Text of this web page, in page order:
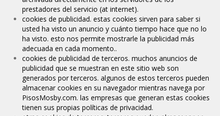
prestadores del servicio (at internet).
cookies de publicidad. estas cookies sirven para saber si
usted ha visto un anuncio y cuánto tiempo hace que no lo
ha visto. esto nos permite mostrarle la publicidad más
adecuada en cada momento..
cookies de publicidad de terceros. muchos anuncios de
publicidad que se muestran en este sitio web son
generados por terceros. algunos de estos terceros pueden
almacenar cookies en su navegador mientras navega por
PisosMosby.com. las empresas que generan estas cookies
tienen sus propias políticas de privacidad.